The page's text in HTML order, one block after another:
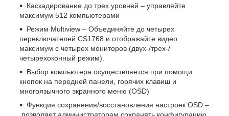
Каскадирование до трех уровней – управляйте
максимум 512 компьютерами
Режим Multiview – Объединяйте до четырех
переключателей CS1768 и отображайте видео
максимум с четырех мониторов (двух-/трех-/
четырехоконный режим).
Выбор компьютера осуществляется при помощи
кнопок на передней панели, горячих клавиш и
многоязычного экранного меню (OSD)
Функция сохранения/восстановления настроек OSD –
позволяет администраторам сохранять конфигурацию